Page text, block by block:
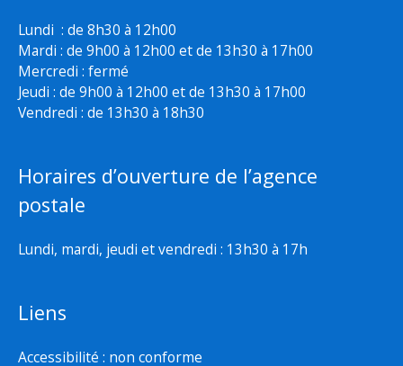
Lundi : de 8h30 à 12h00
Mardi : de 9h00 à 12h00 et de 13h30 à 17h00
Mercredi : fermé
Jeudi : de 9h00 à 12h00 et de 13h30 à 17h00
Vendredi : de 13h30 à 18h30
Horaires d’ouverture de l’agence
postale
Lundi, mardi, jeudi et vendredi : 13h30 à 17h
Liens
Accessibilité : non conforme